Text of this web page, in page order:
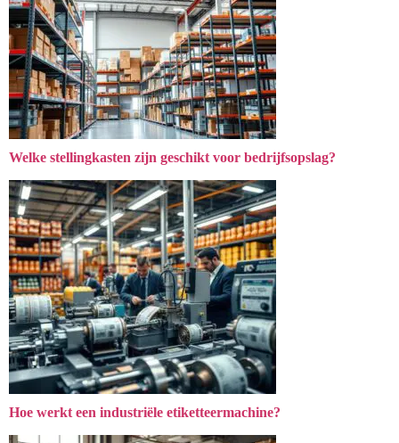
Welke stellingkasten zijn geschikt voor bedrijfsopslag?
Hoe werkt een industriële etiketteermachine?